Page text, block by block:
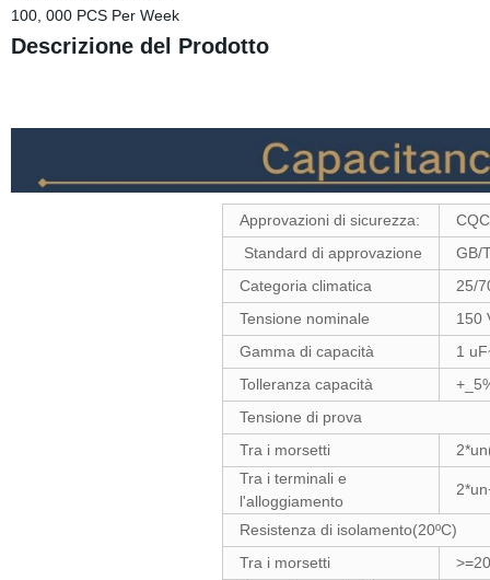
100, 000 PCS Per Week
Descrizione del Prodotto
Approvazioni di sicurezza:
Standard di approvazione
GB/
Categoria climatica
25/
Tensione nominale
150
Gamma di capacità
1
Tolleranza capacità
Tensione di prova
Tra i morsetti
Tra i terminali e
l'alloggiamento
Resistenza di isolamento(20ºC)
Tra i morsetti